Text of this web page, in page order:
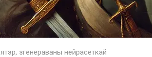
згенераваны нейрасеткай